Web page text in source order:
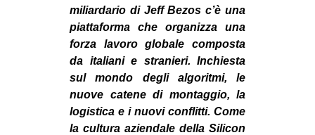
MOBILITAZIONI
SPAZI
SPORT POPOLARE
miliardario di Jeff Bezos c’è una
piattaforma che organizza una
forza lavoro globale composta
da italiani e stranieri. Inchiesta
sul mondo degli algoritmi, le
nuove catene di montaggio, la
logistica e i nuovi conflitti. Come
la cultura aziendale della Silicon